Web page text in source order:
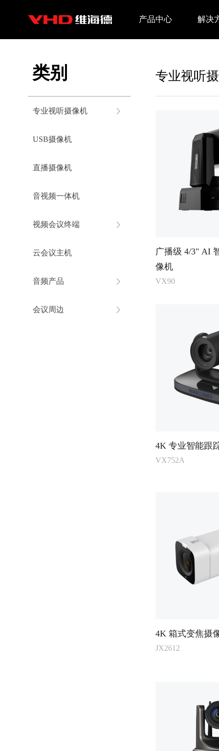
产品中心 解决
专业视听
广播级 4/3" AI
像机
VX90
4K 专业智能跟
VX752A
4K 箱式变焦摄
JX2612
类别
专业视听摄像机 ꁕ
USB摄像机
直播摄像机
音视频一体机
视频会议终端 ꁕ
云会议主机
音频产品 ꁕ
会议周边 ꁕ